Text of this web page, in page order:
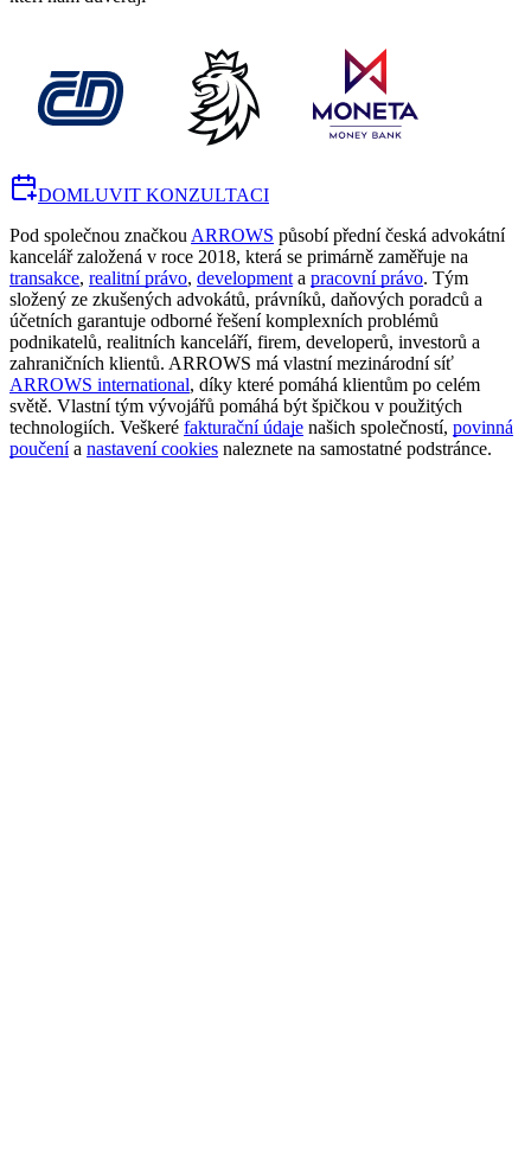
DOMLUVIT KONZULTACI
Pod společnou značkou ARROWS působí přední česká advokátní
kancelář založená v roce 2018, která se primárně zaměřuje na
transakce, realitní právo, development a pracovní právo. Tým
složený ze zkušených advokátů, právníků, daňových poradců a
účetních garantuje odborné řešení komplexních problémů
podnikatelů, realitních kanceláří, firem, developerů, investorů a
zahraničních klientů. ARROWS má vlastní mezinárodní síť
ARROWS international, díky které pomáhá klientům po celém
světě. Vlastní tým vývojářů pomáhá být špičkou v použitých
technologiích. Veškeré fakturační údaje našich společností, povinná
poučenía nastavení cookies naleznete na samostatné podstránce.